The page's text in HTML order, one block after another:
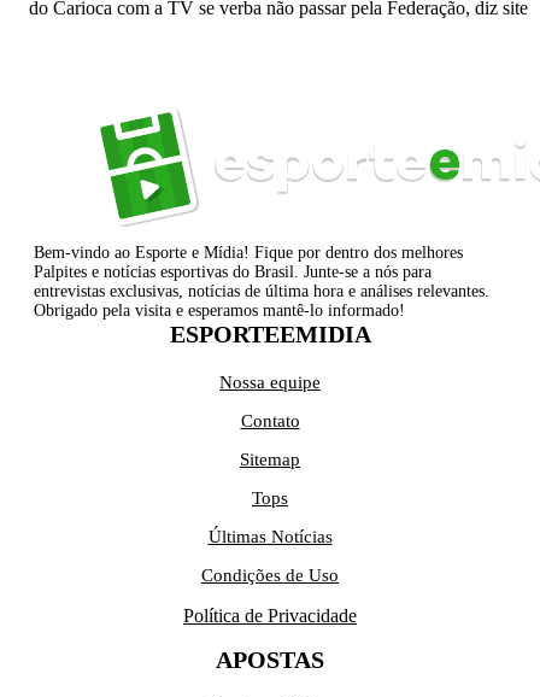
do Carioca com a TV se verba não passar pela Federação, diz site
Bem-vindo ao Esporte e Mídia! Fique por dentro dos melhores
Palpites e notícias esportivas do Brasil. Junte-se a nós para
entrevistas exclusivas, notícias de última hora e análises relevantes.
Obrigado pela visita e esperamos mantê-lo informado!
ESPORTEEMIDIA
Nossa equipe
Contato
Sitemap
Tops
Últimas Notícias
Condições de Uso
Política de Privacidade
APOSTAS